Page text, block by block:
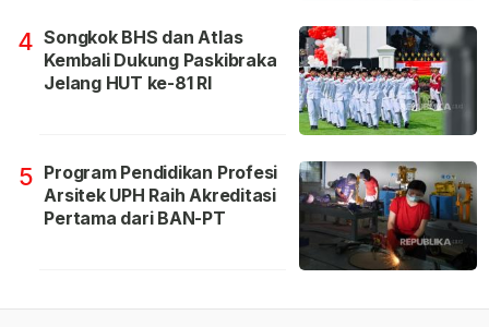
4 Songkok BHS dan Atlas
Kembali Dukung Paskibraka
Jelang HUT ke-81 RI
5 Program Pendidikan Profesi
Arsitek UPH Raih Akreditasi
Pertama dari BAN-PT